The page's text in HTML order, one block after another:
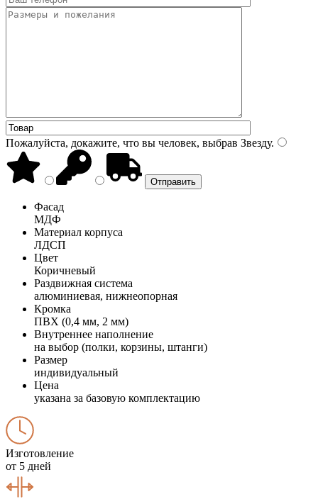
Пожалуйста, докажите, что вы человек, выбрав Звезду.
Фасад
МДФ
Материал корпуса
ЛДСП
Цвет
Коричневый
Раздвижная система
алюминиевая, нижнеопорная
Кромка
ПВХ (0,4 мм, 2 мм)
Внутреннее наполнение
на выбор (полки, корзины, штанги)
Размер
индивидуальный
Цена
указана за базовую комплектацию
Изготовление
от 5 дней